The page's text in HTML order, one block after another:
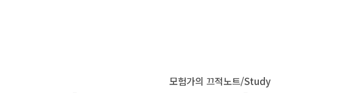
모험가의 끄적노트/Study